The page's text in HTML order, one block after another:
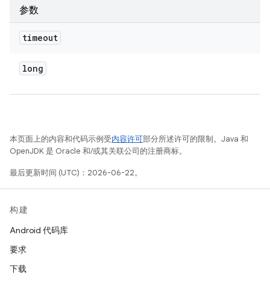
参数
timeout
long
本页面上的内容和代码示例受内容许可部分所述许可的限制。Java 和
OpenJDK 是 Oracle 和/或其关联公司的注册商标。
最后更新时间 (UTC)：2026-06-22。
构建
Android 代码库
要求
下载